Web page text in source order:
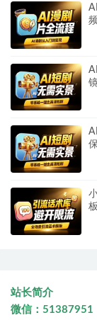
站长简介
微信：51387951